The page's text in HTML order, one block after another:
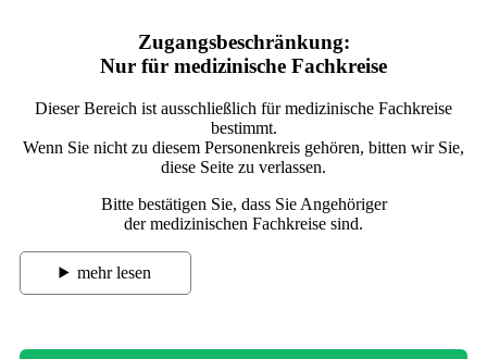
Zugangsbeschränkung:
Nur für medizinische Fachkreise
Dieser Bereich ist ausschließlich für medizinische Fachkreise
bestimmt.
Wenn Sie nicht zu diesem Personenkreis gehören, bitten wir Sie,
diese Seite zu verlassen.
Bitte bestätigen Sie, dass Sie Angehöriger
der medizinischen Fachkreise sind.
mehr lesen